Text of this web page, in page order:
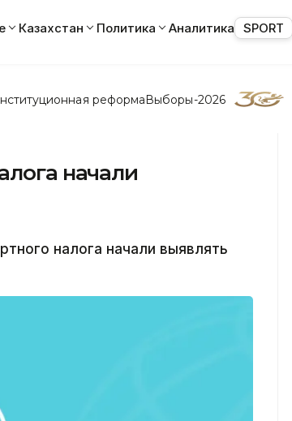
Казахстан Политика Аналитика SPORT
реформаВыборы-2026
начали
налога начали выявлять